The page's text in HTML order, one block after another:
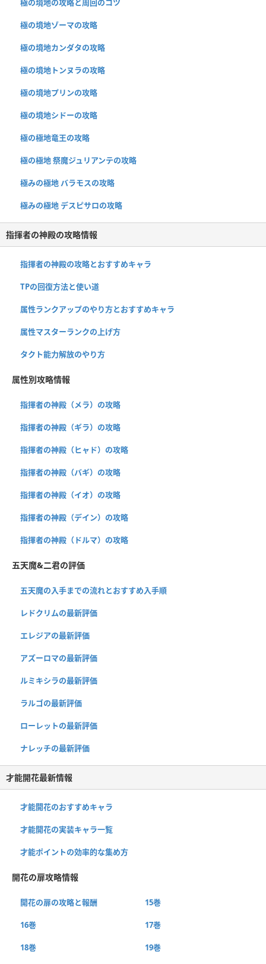
極の境地の攻略と周回のコツ
極の境地ゾーマの攻略
極の境地カンダタの攻略
極の境地トンヌラの攻略
極の境地プリンの攻略
極の境地シドーの攻略
極の極地竜王の攻略
極の極地 祭魔ジュリアンテの攻略
極みの極地 バラモスの攻略
極みの極地 デスピサロの攻略
指揮者の神殿の攻略情報
指揮者の神殿の攻略とおすすめキャラ
TPの回復方法と使い道
属性ランクアップのやり方とおすすめキャラ
属性マスターランクの上げ方
タクト能力解放のやり方
属性別攻略情報
指揮者の神殿（メラ）の攻略
指揮者の神殿（ギラ）の攻略
指揮者の神殿（ヒャド）の攻略
指揮者の神殿（バギ）の攻略
指揮者の神殿（イオ）の攻略
指揮者の神殿（デイン）の攻略
指揮者の神殿（ドルマ）の攻略
五天魔&二君の評価
五天魔の入手までの流れとおすすめ入手順
レドクリムの最新評価
エレジアの最新評価
アズーロマの最新評価
ルミキシラの最新評価
ラルゴの最新評価
ローレットの最新評価
ナレッチの最新評価
才能開花最新情報
才能開花のおすすめキャラ
才能開花の実装キャラ一覧
才能ポイントの効率的な集め方
開花の扉攻略情報
開花の扉の攻略と報酬 15巻
16巻 17巻
18巻 19巻